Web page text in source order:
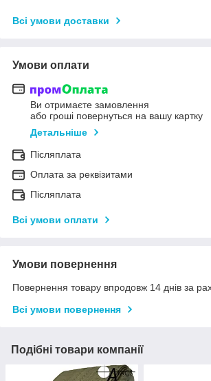
Всі умови доставки
Умови оплати
Ви отримаєте замовлення
або гроші повернуться на вашу картку
Детальніше
Післяплата
Оплата за реквізитами
Післяплата
Всі умови оплати
Умови повернення
Повернення товару впродовж 14 днів за
Всі умови повернення
Подібні товари компанії